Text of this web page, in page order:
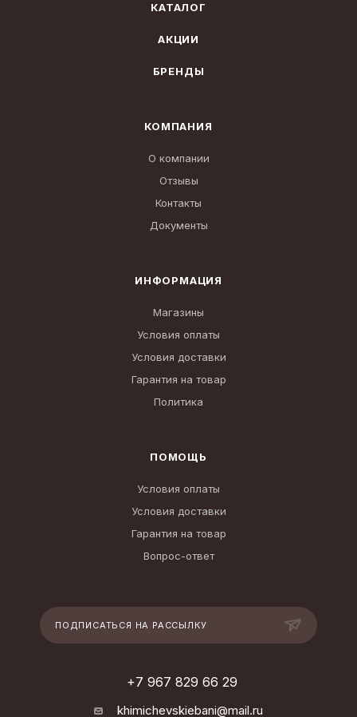
КАТАЛОГ
АКЦИИ
БРЕНДЫ
КОМПАНИЯ
О компании
Отзывы
Контакты
Документы
ИНФОРМАЦИЯ
Магазины
Условия оплаты
Условия доставки
Гарантия на товар
Политика
ПОМОЩЬ
Условия оплаты
Условия доставки
Гарантия на товар
Вопрос-ответ
ПОДПИСАТЬСЯ НА РАССЫЛКУ
+7 967 829 66 29
khimichevskiebani@mail.ru